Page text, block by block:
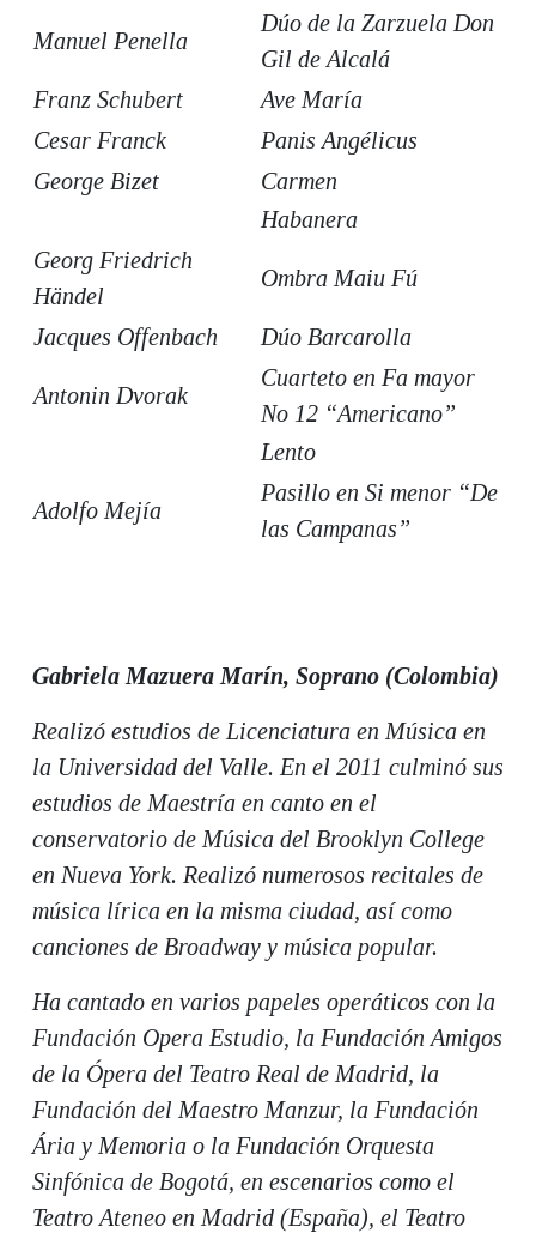
Manuel Penella
Dúo de la Zarzuela Don
Gil de Alcalá
Franz Schubert
Ave María
Cesar Franck
Panis Angélicus
George Bizet
Carmen
Habanera
Georg Friedrich
Händel
Ombra Maiu Fú
Jacques Offenbach Dúo Barcarolla
Antonin Dvorak
Cuarteto en Fa mayor
No 12 “Americano”
Lento
Adolfo Mejía
Pasillo en Si menor “De
las Campanas”
Gabriela Mazuera Marín, Soprano (Colombia)
Realizó estudios de Licenciatura en Música en
la Universidad del Valle. En el 2011 culminó sus
estudios de Maestría en canto en el
conservatorio de Música del Brooklyn College
en Nueva York. Realizó numerosos recitales de
música lírica en la misma ciudad, así como
canciones de Broadway y música popular.
Ha cantado en varios papeles operáticos con la
Fundación Opera Estudio, la Fundación Amigos
de la Ópera del Teatro Real de Madrid, la
Fundación del Maestro Manzur, la Fundación
Ária y Memoria o la Fundación Orquesta
Sinfónica de Bogotá, en escenarios como el
Teatro Ateneo en Madrid (España), el Teatro